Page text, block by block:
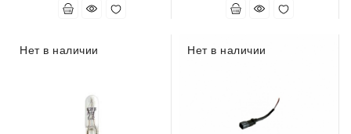
Нет в наличии Нет в наличии